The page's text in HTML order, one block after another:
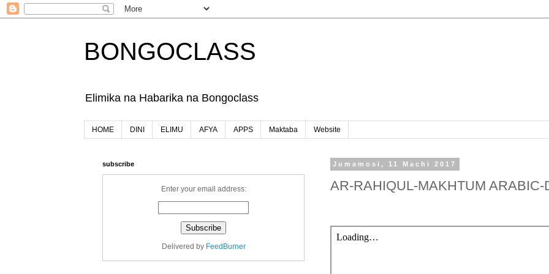
BONGOCLASS
Elimika na Habarika na Bongoclass
HOME DINI ELIMU AFYA APPS Maktaba Website
Jumamosi, 11 Machi 2017
AR-RAHIQUL-MAKHTUM ARABIC-
subscribe
Enter your email address:
Delivered by FeedBurner